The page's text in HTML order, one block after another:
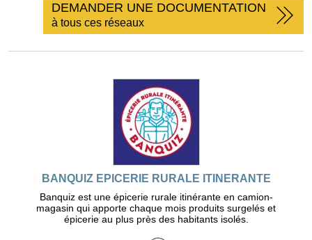
DEMANDER UNE DOCUMENTATION
à tous ces réseaux
BANQUIZ EPICERIE RURALE ITINERANTE
Banquiz est une épicerie rurale itinérante en camion-
magasin qui apporte chaque mois produits surgelés et
épicerie au plus près des habitants isolés.